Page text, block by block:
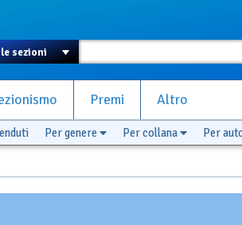
Premi Altro
Per genere Per collana Per